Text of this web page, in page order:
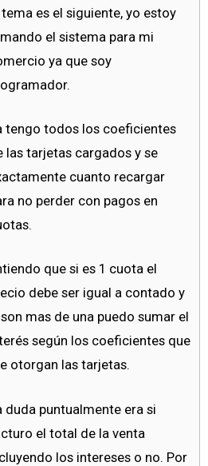
tema es el siguiente, yo estoy
el sistema para mi
ya que soy
tengo todos los coeficientes
las tarjetas cargados y se
cuanto recargar
no perder con pagos en
que si es 1 cuota el
debe ser igual a contado y
mas de una puedo sumar el
según los coeficientes que
otorgan las tarjetas.
duda puntualmente era si
el total de la venta
los intereses o no. Por